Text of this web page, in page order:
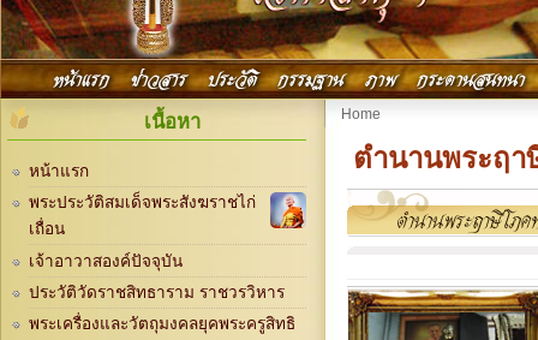
Main menu
หน้าแรก ข่าวสาร ประวัติ กรรมฐาน ภาพ กระดานสนทนา
เนื้อหา
หน้าแรก
พระประวัติสมเด็จพระสังฆราชไก่
เถื่อน
เจ้าอาวาสองค์ปัจจุบัน
ประวัติวัดราชสิทธาราม ราชวรวิหาร
พระเครื่องและวัตถุมงคลยุคพระครูสิทธิ
You are here
Home
ตำนานพระฤา